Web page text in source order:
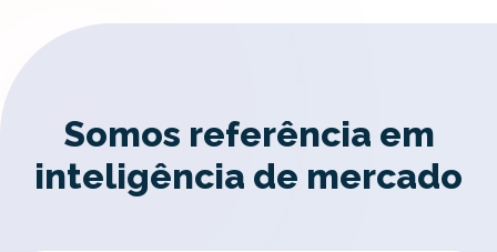
Somos referência em
inteligência de mercado